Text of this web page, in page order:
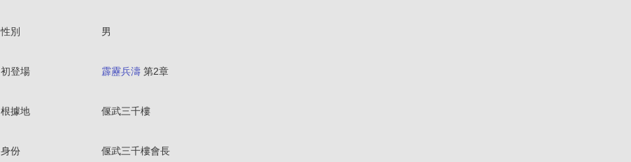
性別 男
初登場 霹靂兵濤第2章
根據地 偃武三千樓
身份 偃武三千樓會長